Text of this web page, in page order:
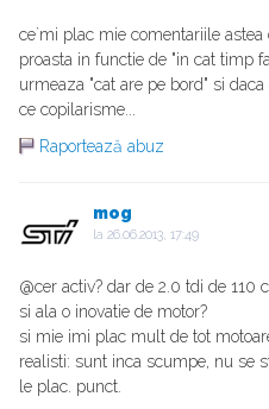
ce`mi plac mie comentariile
proasta in functie de "in cat timp
urmeaza "cat are pe bord" si daca
ce copilarisme...
Raportează abuz
mog
la 26.06.2013, 17:49
@cer activ? dar de 2.0 tdi de 110
si ala o inovatie de motor?
si mie imi plac mult de tot
realisti: sunt inca scumpe, nu se
le plac. punct.